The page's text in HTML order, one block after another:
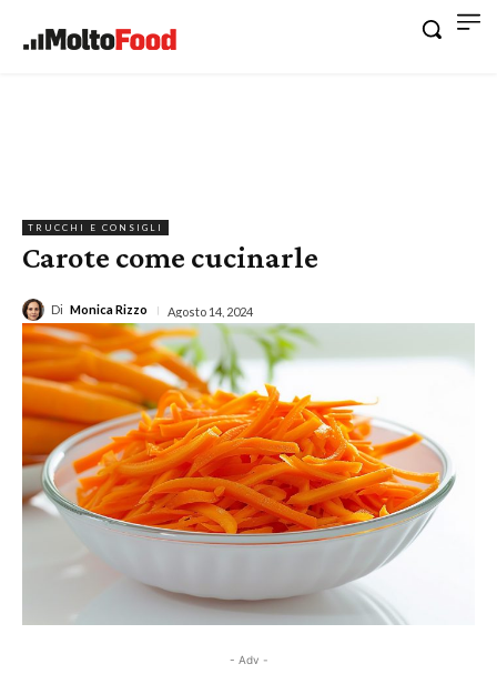
TRUCCHI E CONSIGLI
Carote come cucinarle
Di Monica Rizzo Agosto 14, 2024
- Adv -